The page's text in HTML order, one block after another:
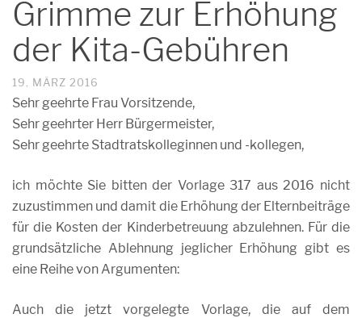
Grimme zur Erhöhung
der Kita-Gebühren
19. MÄRZ 2016
Sehr geehrte Frau Vorsitzende,
Sehr geehrter Herr Bürgermeister,
Sehr geehrte Stadtratskolleginnen und -kollegen,
ich möchte Sie bitten der Vorlage 317 aus 2016 nicht
zuzustimmen und damit die Erhöhung der Elternbeiträge
für die Kosten der Kinderbetreuung abzulehnen. Für die
grundsätzliche Ablehnung jeglicher Erhöhung gibt es
eine Reihe von Argumenten:
Auch die jetzt vorgelegte Vorlage, die auf dem